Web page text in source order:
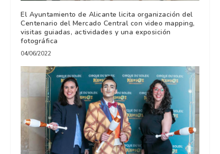
El Ayuntamiento de Alicante licita organización del
Centenario del Mercado Central con video mapping,
visitas guiadas, actividades y una exposición
fotográfica
04/06/2022